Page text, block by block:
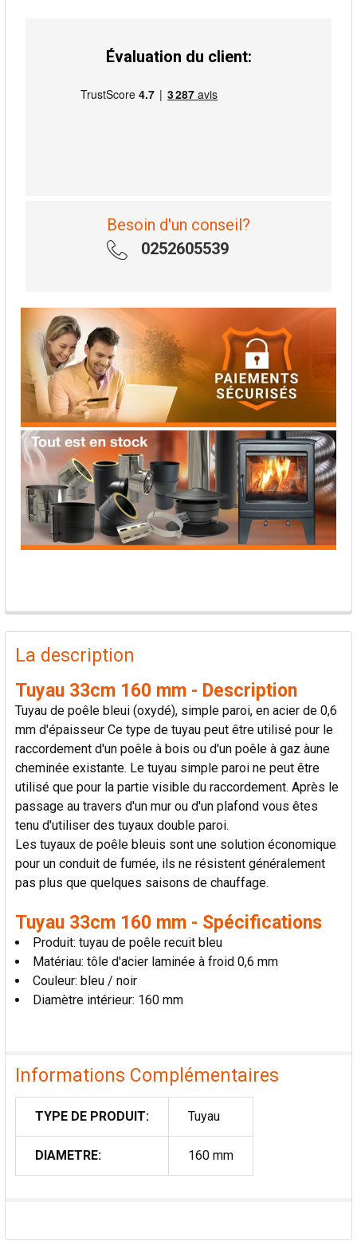
Évaluation du client:
Besoin d'un conseil?
0252605539
PRODUITS
FRÉQUEMMENT
ACHETÉS
TOUT
SÉLECTIONNER
AJOUTER
LA
SÉLECTION
AU PANIER
La description
Tuyau 33cm 160 mm - Description
Tuyau de poêle bleui (oxydé), simple paroi, en acier de 0,6
mm d'épaisseur Ce type de tuyau peut être utilisé pour le
raccordement d'un poêle à bois ou d'un poêle à gaz àune
cheminée existante. Le tuyau simple paroi ne peut être
utilisé que pour la partie visible du raccordement. Après le
passage au travers d'un mur ou d'un plafond vous êtes
tenu d'utiliser des tuyaux double paroi.
Les tuyaux de poêle bleuis sont une solution économique
pour un conduit de fumée, ils ne résistent généralement
pas plus que quelques saisons de chauffage.
Tuyau 33cm 160 mm - Spécifications
Produit: tuyau de poêle recuit bleu
Matériau: tôle d'acier laminée à froid 0,6 mm
Couleur: bleu / noir
Diamètre intérieur: 160 mm
Informations Complémentaires
TYPE DE PRODUIT: Tuyau
DIAMETRE: 160 mm